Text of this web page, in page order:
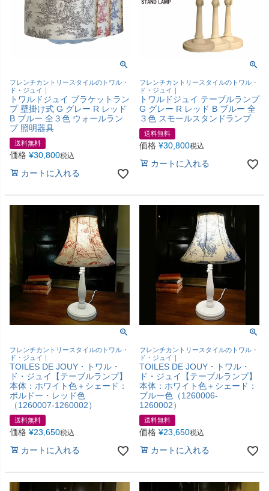
フレンチカントリースタイルのトワル・
ド・ジュイ｜
トワルドジュイ ブラケットラン
プ 壁掛け式 G グレー R レッド
B ブルー 全３色 ウォールラン
プ 照明器具
送料無料
価格 ¥30,800税込
カートに入れる
フレンチカントリースタイルのトワル・
ド・ジュイ｜
トワルドジュイ テーブルランプ
G グレー R レッド B ブルー 全
３色 スモールスタンドランプ
送料無料
価格 ¥30,800税込
カートに入れる
フレンチカントリースタイルのトワル・
ド・ジュイ｜
TOILES DE JOUY・トワル・
ド・ジュイ【テーブルランプ】
本体：ホワイト色＋シェード：
ボルドー・レッド色
（1260007-1260002）
送料無料
価格 ¥23,650税込
カートに入れる
フレンチカントリースタイルのトワル・
ド・ジュイ｜
TOILES DE JOUY・トワル・
ド・ジュイ【テーブルランプ】
本体：ホワイト色＋シェード：
ブルー色（1260006-
1260002）
送料無料
価格 ¥23,650税込
カートに入れる